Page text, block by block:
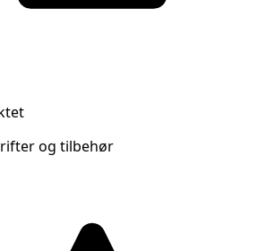
og tilbehør